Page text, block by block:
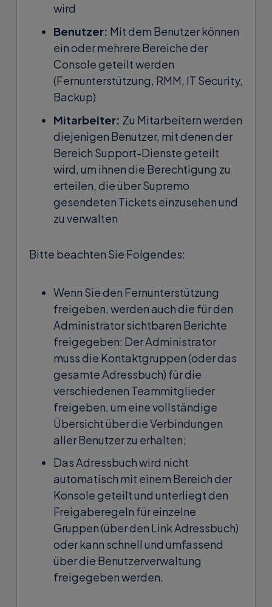
wird
Benutzer: Mit dem Benutzer können
ein oder mehrere Bereiche der
Console geteilt werden
(Fernunterstützung, RMM, IT Security,
Backup)
Mitarbeiter: Zu Mitarbeitern werden
diejenigen Benutzer, mit denen der
Bereich Support-Dienste geteilt
wird, um ihnen die Berechtigung zu
erteilen, die über Supremo
gesendeten Tickets einzusehen und
zu verwalten
Bitte beachten Sie Folgendes:
Wenn Sie den Fernunterstützung
freigeben, werden auch die für den
Administrator sichtbaren Berichte
freigegeben: Der Administrator
muss die Kontaktgruppen (oder das
gesamte Adressbuch) für die
verschiedenen Teammitglieder
freigeben, um eine vollständige
Übersicht über die Verbindungen
aller Benutzer zu erhalten;
Das Adressbuch wird nicht
automatisch mit einem Bereich der
Konsole geteilt und unterliegt den
Freigaberegeln für einzelne
Gruppen (über den Link Adressbuch)
oder kann schnell und umfassend
über die Benutzerverwaltung
freigegeben werden.